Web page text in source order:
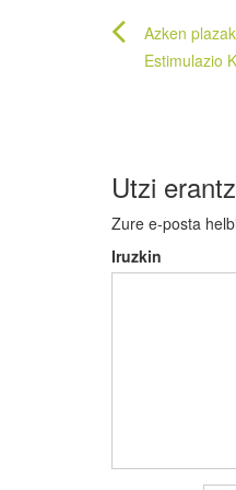
zehar
Azken
Estimulazio
Utzi
Zure e-posta
Iruzkin